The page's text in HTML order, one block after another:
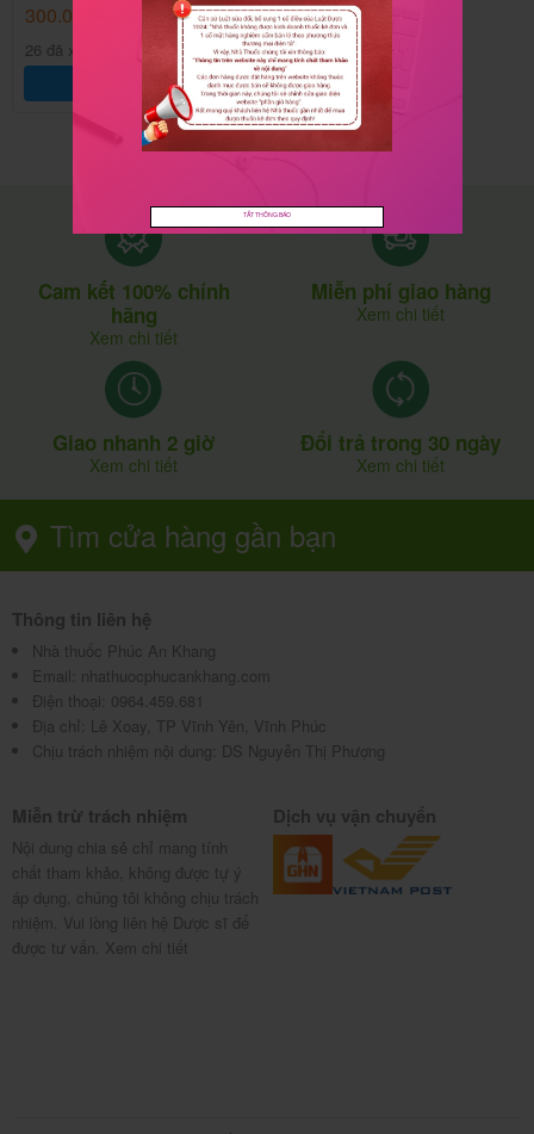
TẮT THÔNG BÁO
300.000
26 đã xem
Thêm vào giỏ hàng
Cam kết 100% chính
hãng
Xem chi tiết
Miễn phí giao hàng
Xem chi tiết
Giao nhanh 2 giờ
Xem chi tiết
Đổi trả trong 30 ngày
Xem chi tiết
Tìm cửa hàng gần bạn
Thông tin liên hệ
Nhà thuốc Phúc An Khang
Email: nhathuocphucankhang.com
Điện thoại: 0964.459.681
Địa chỉ: Lê Xoay, TP Vĩnh Yên, Vĩnh Phúc
Chịu trách nhiệm nội dung: DS Nguyễn Thị Phượng
Miễn trừ trách nhiệm
Nội dung chia sẻ chỉ mang tính
chất tham khảo, không được tự ý
áp dụng, chúng tôi không chịu trách
nhiệm. Vui lòng liên hệ Dược sĩ để
được tư vấn. Xem chi tiết
Dịch vụ vận chuyển